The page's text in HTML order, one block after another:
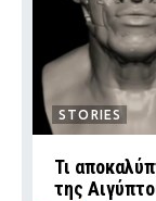
STORIES
Τι
της